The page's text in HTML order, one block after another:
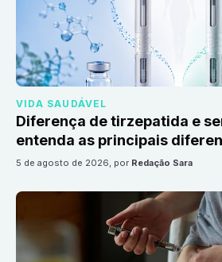
VIDA SAUDÁVEL
Diferença de tirzepatida e
entenda as principais
5 de agosto de 2026, por Redação Sara